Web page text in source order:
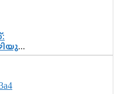
ഉടൻ